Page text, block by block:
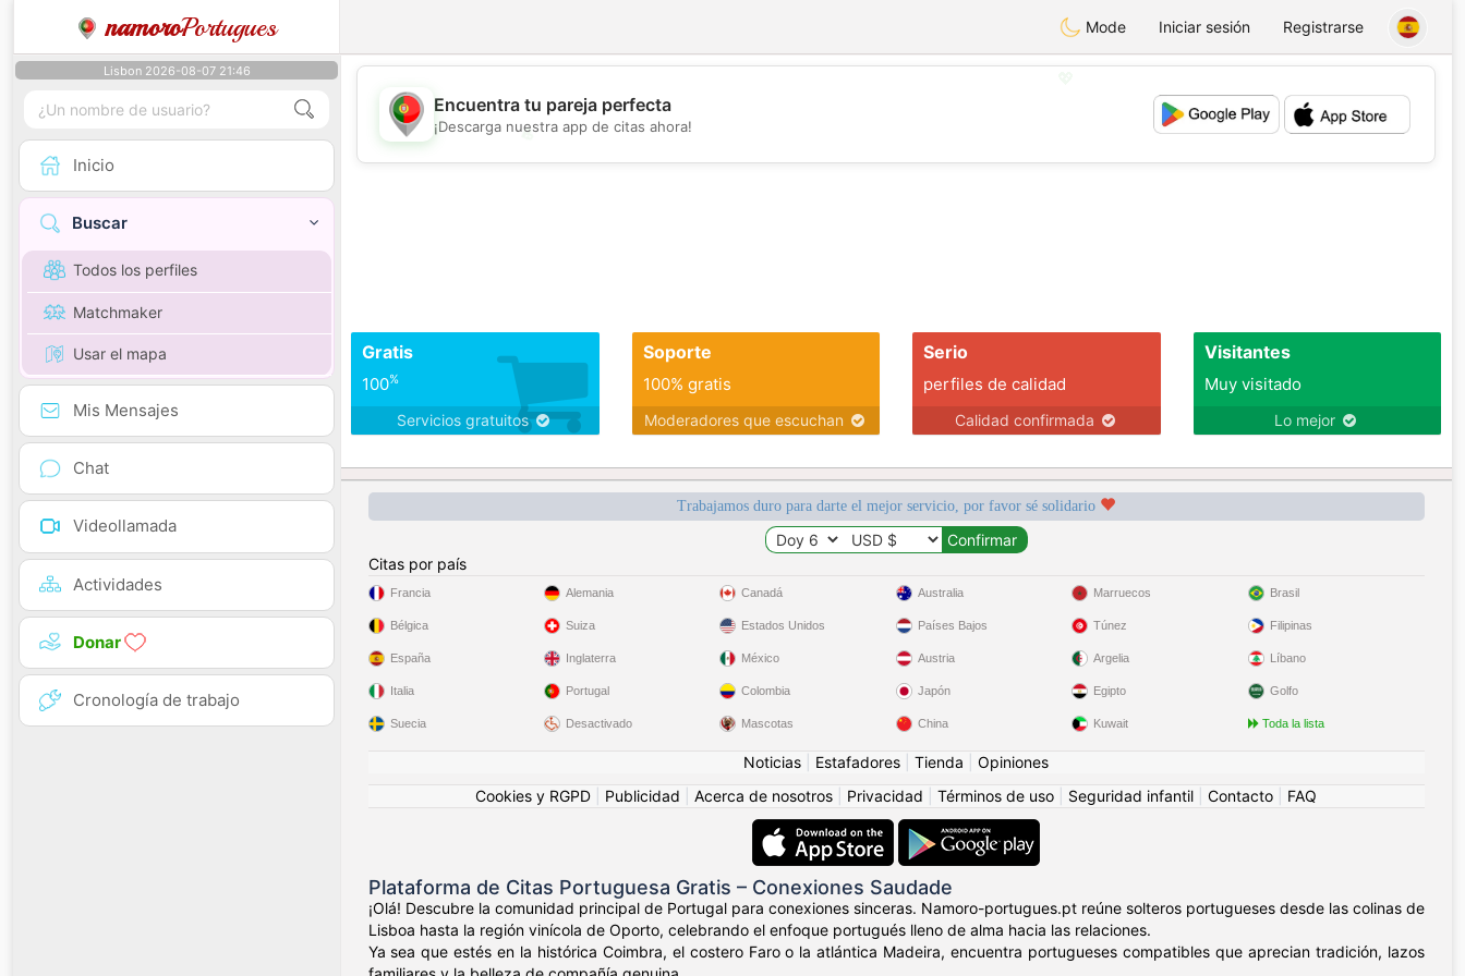
namoroPortugues Mode Iniciar sesión Registrarse
Lisbon 2026-08-07 21:46
Inicio
Buscar
Todos los perfiles
Matchmaker
Usar el mapa
Mis Mensajes
Chat
Videollamada
Actividades
Donar
Cronología de trabajo
💖
💕
Encuentra tu pareja perfecta
¡Descarga nuestra app de citas ahora!
Gratis
100%
Servicios gratuitos
Soporte
100% gratis
Moderadores que escuchan
Serio
perfiles de calidad
Calidad confirmada
Visitantes
Muy visitado
Lo mejor
Trabajamos duro para darte el mejor servicio, por favor sé solidario
Citas por país
Francia
Bélgica
España
Italia
Suecia
Alemania
Suiza
Inglaterra
Portugal
Desactivado
Canadá
Estados Unidos
México
Colombia
Mascotas
Australia
Países Bajos
Austria
Japón
China
Marruecos
Túnez
Argelia
Egipto
Kuwait
Brasil
Filipinas
Líbano
Golfo
Toda la lista
Noticias Estafadores Tienda
Opiniones
Cookies y RGPD
Publicidad Acerca de nosotros Privacidad Términos de uso Seguridad infantil Contacto FAQ
Plataforma de Citas Portuguesa Gratis – Conexiones Saudade
¡Olá! Descubre la comunidad principal de Portugal para conexiones sinceras. Namoro-portugues.pt reúne solteros portugueses desde las colinas de
Lisboa hasta la región vinícola de Oporto, celebrando el enfoque portugués lleno de alma hacia las relaciones.
Ya sea que estés en la histórica Coimbra, el costero Faro o la atlántica Madeira, encuentra portugueses compatibles que aprecian tradición, lazos